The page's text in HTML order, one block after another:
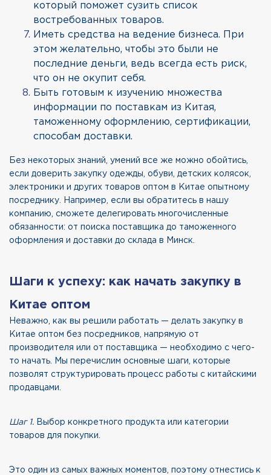
который поможет сузить список
востребованных товаров.
Иметь средства на ведение бизнеса. При
этом желательно, чтобы это были не
последние деньги, ведь всегда есть риск,
что он не окупит себя.
Быть готовым к изучению множества
информации по поставкам из Китая,
таможенному оформлению, сертификации,
способам доставки.
Без некоторых знаний, умений все же можно обойтись,
если доверить закупку одежды, обуви, детских колясок,
электроники и других товаров оптом в Китае опытному
посреднику. Например, если вы обратитесь в нашу
компанию, сможете делегировать многочисленные
обязанности: от поиска поставщика до таможенного
оформления и доставки до склада в Минск.
Шаги к успеху: как начать закупку в
Китае оптом
Неважно, как вы решили работать — делать закупку в
Китае оптом без посредников, напрямую от
производителя или от поставщика — необходимо с чего-
то начать. Мы перечислим основные шаги, которые
позволят структурировать процесс работы с китайскими
продавцами.
Шаг 1. Выбор конкретного продукта или категории
товаров для покупки.
Это один из самых важных моментов, поэтому отнестись к